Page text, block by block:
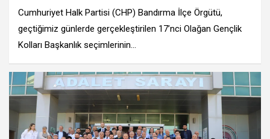
Cumhuriyet Halk Partisi (CHP) Bandırma İlçe Örgütü,
geçtiğimiz günlerde gerçekleştirilen 17’nci Olağan Gençlik
Kolları Başkanlık seçimlerinin…